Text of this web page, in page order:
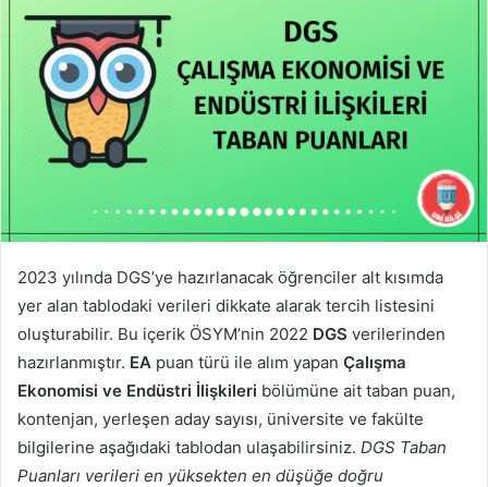
2023 yılında DGS’ye hazırlanacak öğrenciler alt kısımda
yer alan tablodaki verileri dikkate alarak tercih listesini
oluşturabilir. Bu içerik ÖSYM’nin 2022 DGS verilerinden
hazırlanmıştır. EA puan türü ile alım yapan Çalışma
Ekonomisi ve Endüstri İlişkileri bölümüne ait taban puan,
kontenjan, yerleşen aday sayısı, üniversite ve fakülte
bilgilerine aşağıdaki tablodan ulaşabilirsiniz. DGS Taban
Puanları verileri en yüksekten en düşüğe doğru